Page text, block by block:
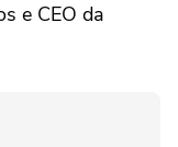
e CEO da